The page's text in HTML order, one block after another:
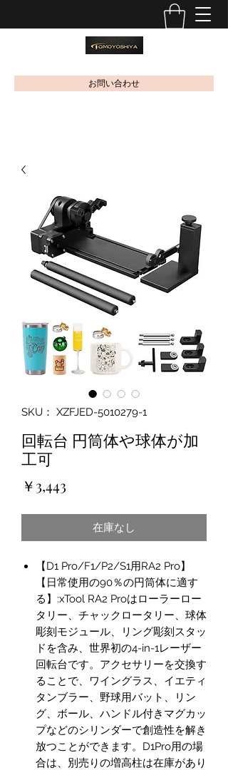
お問い合わせ
SKU： XZFJED-5010279-1
回転台 円筒体や球体が加
工可
￥3,443
在庫なし
【D1 Pro/F1/P2/S1用RA2 Pro】
【日常使用の90％の円筒体に適す
る】:xTool RA2 Proはローラーロー
タリー、チャックロータリー、球体
彫刻モジュール、リング彫刻スタッ
ドを含み、世界初の4-in-1レーザー
回転台です。アクセサリーを交換す
ることで、ワイングラス、イエティ
タンブラー、野球用バット、リン
グ、ボール、ハンドル付きマグカッ
プなどのシリンダーで創造性を解き
放つことができます。D1Pro用の場
合は、別売りの増高柱は在庫があり